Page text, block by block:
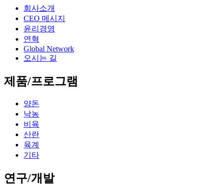
회사소개
CEO 메시지
윤리경영
연혁
Global Network
오시는 길
제품/프로그램
양돈
낙농
비육
산란
육계
기타
연구/개발